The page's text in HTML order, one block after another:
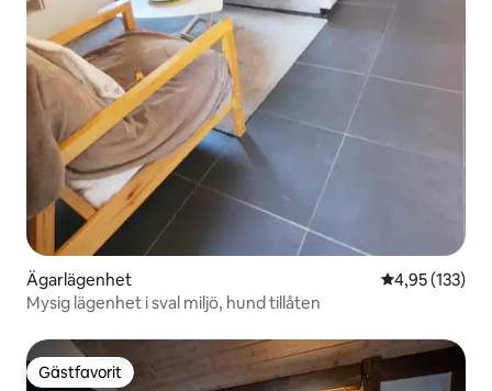
Ägarlägenhet 4,95 av 5 i
4,95 (133)
Mysig lägenhet i sval miljö, hund tillåten
Gästfavorit
Gästfavorit